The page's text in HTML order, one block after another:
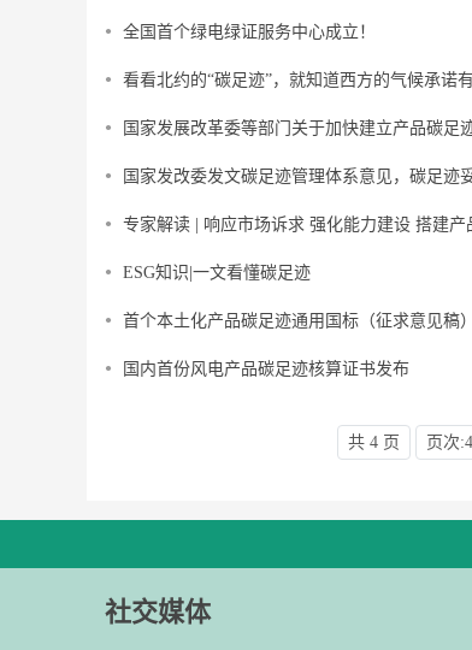
全国首个绿电绿证服务中心成立！
看看北约的“碳足迹”，就知道西方的气候承诺
国家发展改革委等部门关于加快建立产品碳足
国家发改委发文碳足迹管理体系意见，碳足迹
专家解读 | 响应市场诉求 强化能力建设 搭建
ESG知识|一文看懂碳足迹
首个本土化产品碳足迹通用国标（征求意见稿
国内首份风电产品碳足迹核算证书发布
共 4 页 页次
社交媒体